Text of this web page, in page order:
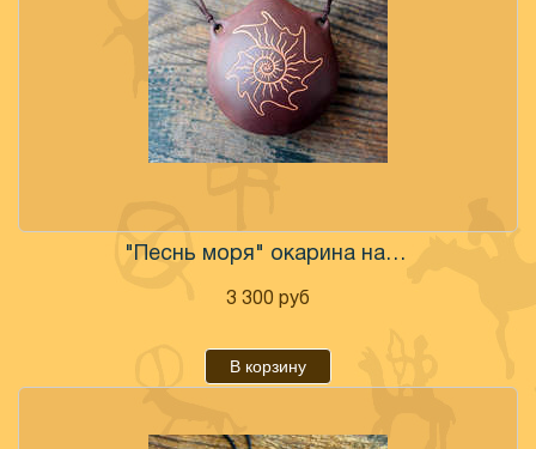
"Песнь моря" окарина настроенная
3 300 руб
В корзину